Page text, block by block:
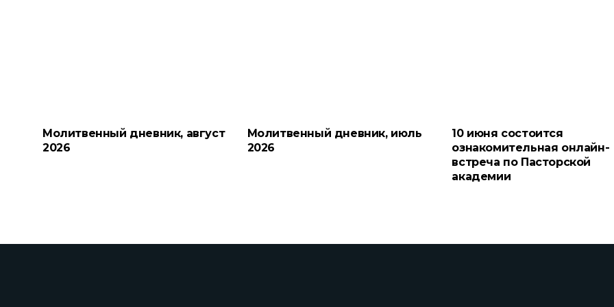
Молитвенный дневник, август
2026
Молитвенный дневник, июль
2026
10 июня состоится
ознакомительная онлайн-
встреча по Пасторской
академии